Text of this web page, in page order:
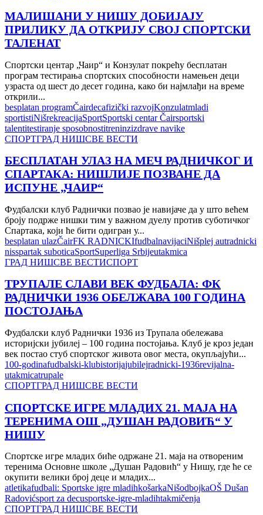
МАЛИШАНИ У НИШУ ДОБИЈАЈУ
ПРИЛИКУ ДА ОТКРИЈУ СВОЈ СПОРТСКИ
ТАЛЕНАТ
Спортски центар „Чаир“ и Конзулат покрећу бесплатан
програм тестирања спортских способности намењен деци
узраста од шест до десет година, како би најмлађи на време
открили...
besplatan programČairdecafizički razvojKonzulatmladi
sportistiNišrekreacijaSportSportski centar Čairsportski
talentitestiranje sposobnostitreninzizdrave navike
СПОРТГРАД НИШСВЕ ВЕСТИ
БЕСПЛАТАН УЛАЗ НА МЕЧ РАДНИЧКОГ И
СПАРТАКА: НИШЛИЈЕ ПОЗВАНЕ ДА
ИСПУНЕ „ЧАИР“
Фудбалски клуб Раднички позвао је навијаче да у што већем
броју подрже нишки тим у важном дуелу против суботичког
Спартака, који ће бити одигран у...
besplatan ulazČairFK RADNICKIfudbalnavijaciNišplej autradnicki
nisspartak suboticaSportSuperliga Srbijeutakmica
ГРАД НИШСВЕ ВЕСТИСПОРТ
ТРУПАЛЕ СЛАВИ ВЕК ФУДБАЛА: ФК
РАДНИЧКИ 1936 ОБЕЛЖАВА 100 ГОДИНА
ПОСТОЈАЊА
Фудбалски клуб Раднички 1936 из Трупала обележава
историјски јубилеј – 100 година постојања. Клуб је кроз један
век постао стуб спортског живота овог места, окупљајући...
100-godinafudbalski-klubistorijajubilejradnicki-1936revijalna-
utakmicatrupale
СПОРТГРАД НИШСВЕ ВЕСТИ
СПОРТСКЕ ИГРЕ МЛАДИХ 21. МАЈА НА
ТЕРЕНИМА ОШ „ДУШАН РАДОВИЋ“ У
НИШУ
Спортске игре младих биће одржане 21. маја на отвореним
теренима Основне школе „Душан Радовић“ у Нишу, где ће се
окупити велики број деце и младих...
atletikafudbali: Sportske igre mladihkošarkaNišodbojkaOŠ Dušan
Radovićsport za decusportske-igre-mladihtakmičenja
СПОРТГРАД НИШСВЕ ВЕСТИ